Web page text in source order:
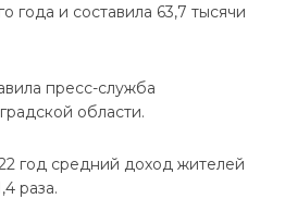
и составила 63,7 тысячи
пресс-служба
области.
год средний доход жителей
раза.